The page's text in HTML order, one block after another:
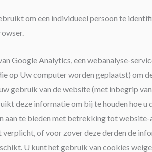
om een individueel persoon te
Google Analytics, een webanalyse-
op Uw computer worden geplaatst) om
gebruik van de website (met inbegrip
deze informatie om bij te houden
aan te bieden met betrekking tot
of voor zover deze derden de
U kunt het gebruik van cookies